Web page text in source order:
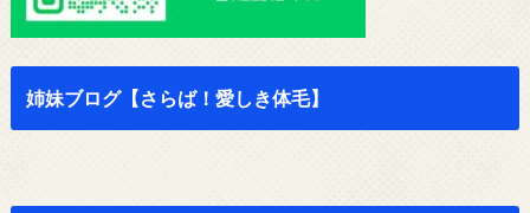
姉妹ブログ【さらば！愛しき体毛】